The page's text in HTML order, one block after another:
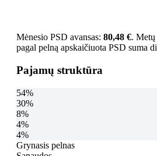
Mėnesio PSD avansas: 80,48 €. Metų
pagal pelną apskaičiuota PSD suma
Pajamų struktūra
54%
30%
8%
4%
4%
Grynasis pelnas